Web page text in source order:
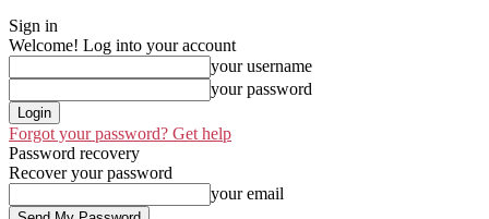
Sign in
Welcome! Log into your account
your username
your password
Forgot your password? Get help
Password recovery
Recover your password
your email